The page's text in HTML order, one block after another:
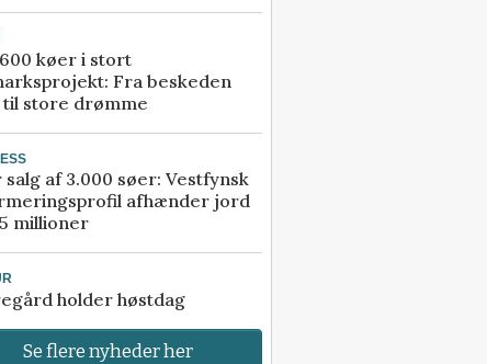
køer i stort
Fra beskeden
store drømme
salg af 3.000 søer: Vestfynsk
afhænder jord
millioner
holder høstdag
Se flere nyheder her